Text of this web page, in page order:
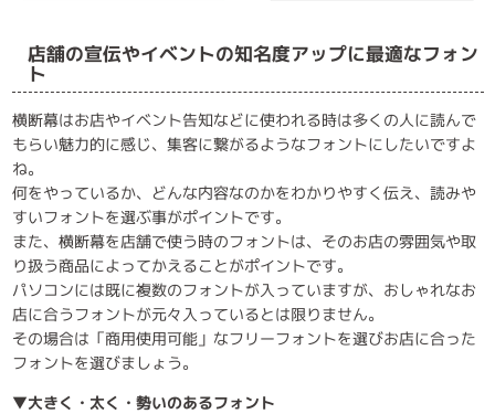
店舗の宣伝やイベントの知名度アップに最適なフォン
ト
横断幕はお店やイベント告知などに使われる時は多くの人に読んで
もらい魅力的に感じ、集客に繋がるようなフォントにしたいですよ
ね。
何をやっているか、どんな内容なのかをわかりやすく伝え、読みや
すいフォントを選ぶ事がポイントです。
また、横断幕を店舗で使う時のフォントは、そのお店の雰囲気や取
り扱う商品によってかえることがポイントです。
パソコンには既に複数のフォントが入っていますが、おしゃれなお
店に合うフォントが元々入っているとは限りません。
その場合は「商用使用可能」なフリーフォントを選びお店に合った
フォントを選びましょう。
▼大きく・太く・勢いのあるフォント